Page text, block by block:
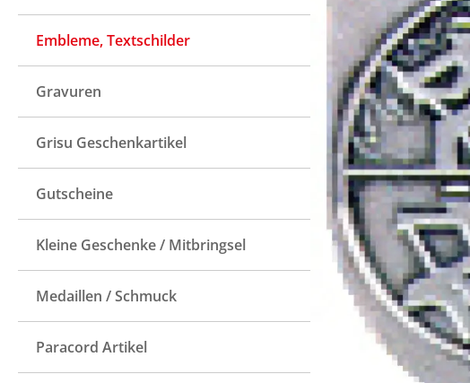
Embleme, Textschilder
Gravuren
Grisu Geschenkartikel
Gutscheine
Kleine Geschenke / Mitbringsel
Medaillen / Schmuck
Paracord Artikel